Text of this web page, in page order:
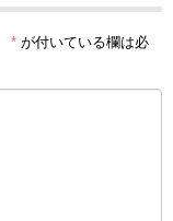
* が付いている欄は必